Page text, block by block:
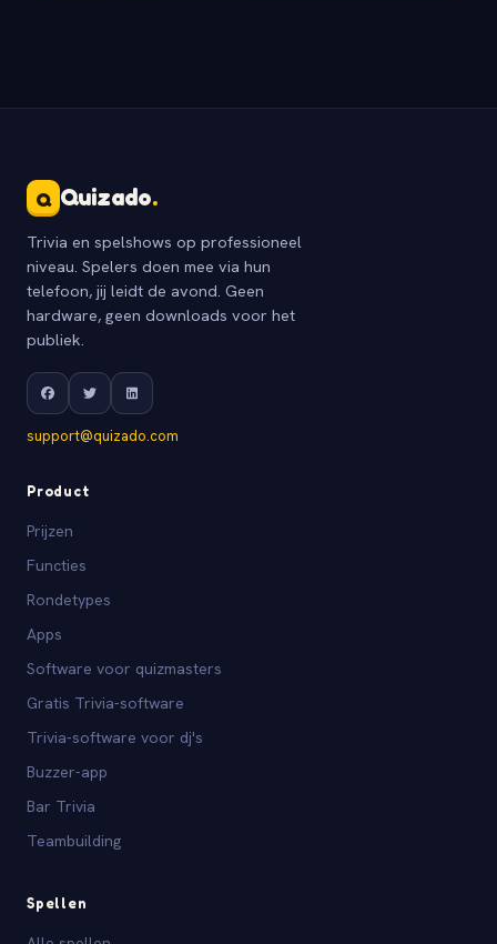
Q Quizado.
Trivia en spelshows op professioneel
niveau. Spelers doen mee via hun
telefoon, jij leidt de avond. Geen
hardware, geen downloads voor het
publiek.
support@quizado.com
Product
Prijzen
Functies
Rondetypes
Apps
Software voor quizmasters
Gratis Trivia-software
Trivia-software voor dj's
Buzzer-app
Bar Trivia
Teambuilding
Spellen